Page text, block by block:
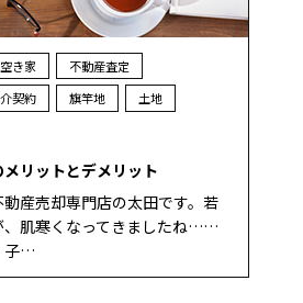
空き家
不動産査定
契約 旗竿地
土地
リットとデメリット
産売却専門店の太田です。若
、肌寒くなってきましたね……
子…